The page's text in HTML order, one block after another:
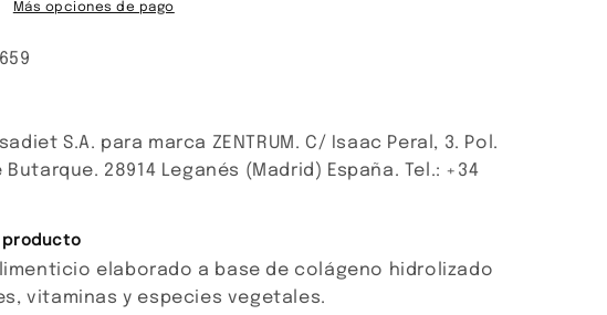
Más opciones de pago
S.A. para marca ZENTRUM. C/ Isaac Peral, 3. Pol.
Butarque. 28914 Leganés (Madrid) España. Tel.: +34
producto
elaborado a base de colágeno hidrolizado
vitaminas y especies vegetales.